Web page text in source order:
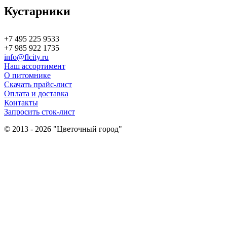
Кустарники
+7 495 225 9533
+7 985 922 1735
info@flcity.ru
Наш ассортимент
О питомнике
Скачать прайс-лист
Оплата и доставка
Контакты
Запросить сток-лист
© 2013 - 2026 "Цветочный город"